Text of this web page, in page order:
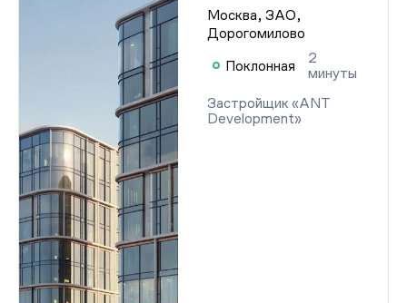
Москва, ЗАО,
Дорогомилово
Поклонная
2
минуты
Застройщик «ANT
Development»